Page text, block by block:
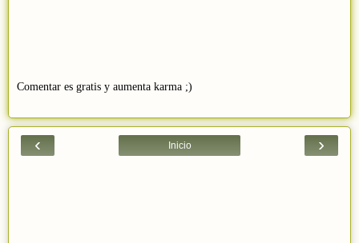
Comentar es gratis y aumenta karma ;)
‹ ›
Inicio